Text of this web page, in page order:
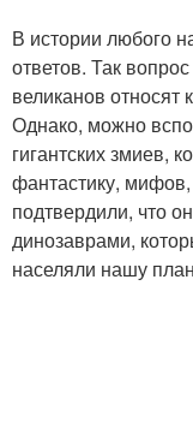
В истории любого
ответов. Так
великанов относят
Однако, можно
гигантских змиев,
фантастику,
подтвердили, что
динозаврами,
населяли нашу